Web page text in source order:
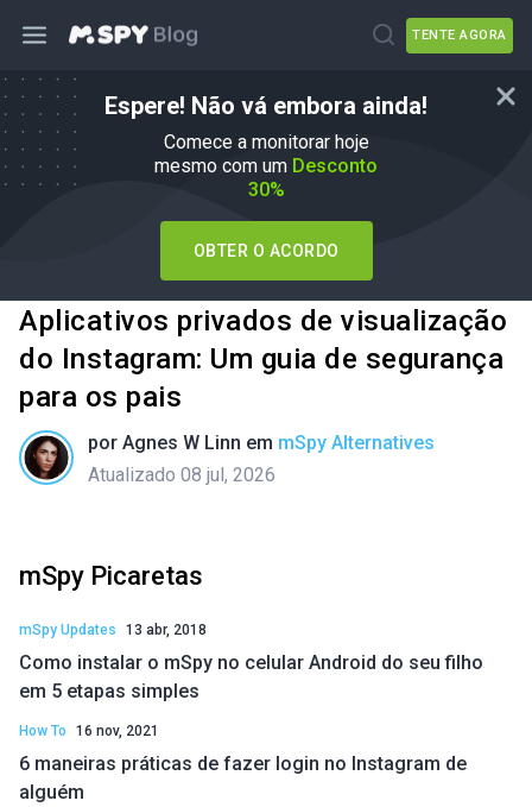
TENTE AGORA
Espere! Não vá embora ainda!
Comece a monitorar hoje
mesmo com um Desconto
30%
OBTER O ACORDO
Aplicativos privados de visualização
do Instagram: Um guia de segurança
para os pais
por Agnes W Linn em mSpy Alternatives
Atualizado 08 jul, 2026
mSpy Picaretas
mSpy Updates 13 abr, 2018
Como instalar o mSpy no celular Android do seu filho
em 5 etapas simples
How To 16 nov, 2021
6 maneiras práticas de fazer login no Instagram de
alguém